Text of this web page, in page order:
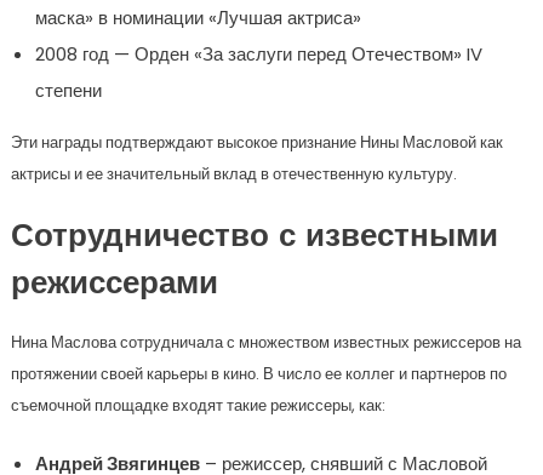
маска» в номинации «Лучшая актриса»
2008 год — Орден «За заслуги перед Отечеством» IV
степени
Эти награды подтверждают высокое признание Нины Масловой как
актрисы и ее значительный вклад в отечественную культуру.
Сотрудничество с известными
режиссерами
Нина Маслова сотрудничала с множеством известных режиссеров на
протяжении своей карьеры в кино. В число ее коллег и партнеров по
съемочной площадке входят такие режиссеры, как:
Андрей Звягинцев– режиссер, снявший с Масловой